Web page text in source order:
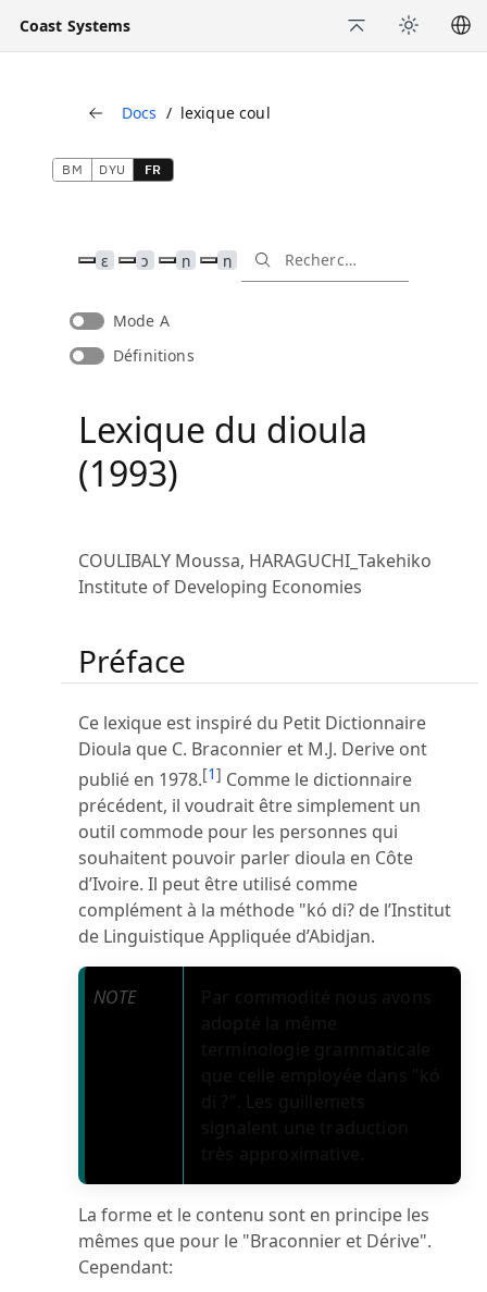
Coast Systems
Back
Docs lexique coul
BM DYU FR
ɛ ɔ ɲ ŋ
Mode A
Définitions
Lexique du dioula
(1993)
COULIBALY Moussa, HARAGUCHI_Takehiko
Institute of Developing Economies
Préface
Ce lexique est inspiré du Petit Dictionnaire
Dioula que C. Braconnier et M.J. Derive ont
publié en 1978.[1] Comme le dictionnaire
précédent, il voudrait être simplement un
outil commode pour les personnes qui
souhaitent pouvoir parler dioula en Côte
d’Ivoire. Il peut être utilisé comme
complément à la méthode "kó di? de l’Institut
de Linguistique Appliquée d’Abidjan.
NOTE
La forme et le contenu sont en principe les
mêmes que pour le "Braconnier et Dérive".
Cependant: